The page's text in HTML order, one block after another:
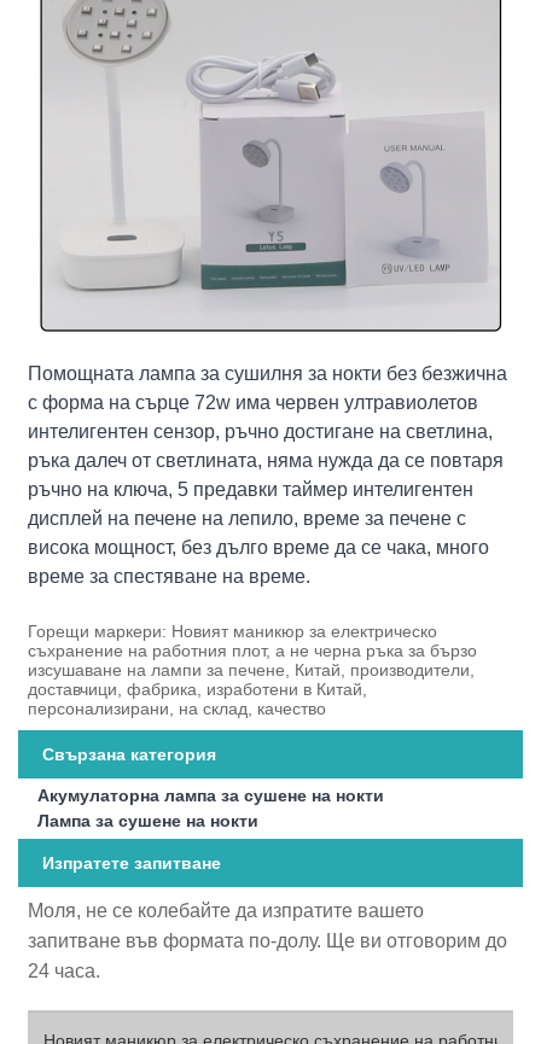
Помощната лампа за сушилня за нокти без безжична
с форма на сърце 72w има червен ултравиолетов
интелигентен сензор, ръчно достигане на светлина,
ръка далеч от светлината, няма нужда да се повтаря
ръчно на ключа, 5 предавки таймер интелигентен
дисплей на печене на лепило, време за печене с
висока мощност, без дълго време да се чака, много
време за спестяване на време.
Горещи маркери: Новият маникюр за електрическо
съхранение на работния плот, а не черна ръка за бързо
изсушаване на лампи за печене, Китай, производители,
доставчици, фабрика, изработени в Китай,
персонализирани, на склад, качество
Свързана категория
Акумулаторна лампа за сушене на нокти
Лампа за сушене на нокти
Изпратете запитване
Моля, не се колебайте да изпратите вашето
запитване във формата по-долу. Ще ви отговорим до
24 часа.